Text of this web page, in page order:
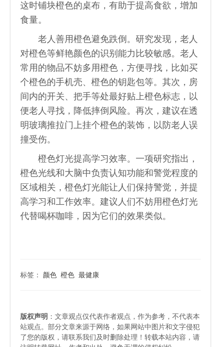
这时铺块橙色的桌布，有助于提高食欲，增加
食量。
老人善用橙色避免跌倒。研究发现，老人
对橙色等鲜艳颜色的识别能力比较敏感。老人
常用的物品不妨多用橙色，方便寻找，比如买
个橙色的手机壳、橙色的钥匙包等。其次，房
间内的开关、把手等处最好贴上橙色标志，以
便老人寻找，降低摔倒风险。再次，建议在透
明玻璃推拉门上挂个橙色的装饰，以防老人误
撞受伤。
橙色灯光提高学习效率。一项研究指出，
橙色光线和大脑中负责认知功能和警觉程度的
区域相关，橙色灯光能让人们保持警觉，并提
高学习和工作效率。建议人们不妨用橙色灯光
代替喝杯咖啡，因为它们的效果类似。
标签： 颜色 橙色 最健康
版权声明 ：文章观点仅代表作者观点，作为参考，不代表本
站观点。部分文章来源于网络，如果网站中图片和文字侵犯
了您的版权，请联系我们及时删除处理！转载本站内容，请